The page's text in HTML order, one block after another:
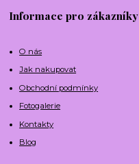
Informace pro zákazníky
O nás
Jak nakupovat
Obchodní podmínky
Fotogalerie
Kontakty
Blog